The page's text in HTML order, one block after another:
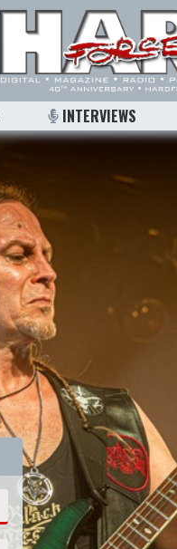
INTERVIEWS